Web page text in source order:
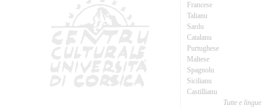
Francese
Talianu
Sardu
Catalanu
Purtughese
Maltese
Spagnolu
Sicilianu
Castillianu
Tutte e lingue